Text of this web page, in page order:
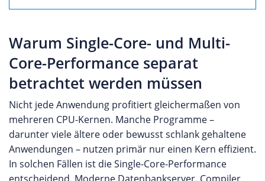
Warum Single-Core- und Multi-
Core-Performance separat
betrachtet werden müssen
Nicht jede Anwendung profitiert gleichermaßen von
mehreren CPU-Kernen. Manche Programme –
darunter viele ältere oder bewusst schlank gehaltene
Anwendungen – nutzen primär nur einen Kern effizient.
In solchen Fällen ist die Single-Core-Performance